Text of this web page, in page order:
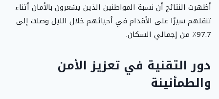
أظهرت النتائج أن نسبة المواطنين الذين يشعرون بالأمان أثناء
تنقلهم سيرًا على الأقدام في أحيائهم خلال الليل وصلت إلى
97.7٪ من إجمالي السكان.
دور التقنية في تعزيز الأمن
والطمأنينة